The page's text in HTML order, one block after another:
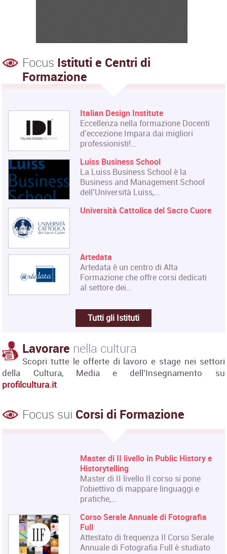
Focus Istituti e Centri di
Formazione
Italian Design Institute
Eccellenza nella formazione Docenti
d’eccezione Impara dai migliori
professionisti!…
Luiss Business School
La Luiss Business School è la
Business and Management School
dell’Università Luiss,…
Università Cattolica del Sacro Cuore
Artedata
Artedata è un centro di Alta
Formazione che offre corsi dedicati
al settore dei…
Tutti gli Istituti
Lavorare nella cultura
Scopri tutte le offerte di lavoro e stage nei settori
della Cultura, Media e dell'Insegnamento su
profilcultura.it
Focus sui Corsi di Formazione
Corso Fashion Design
Diploma Accademico di Primo Livello
- Laurea Triennale in Fashion Design,
titolo…
Corso Triennale di Restauro del
Materiale Cartaceo
La Qualifica formata dal corso è
quella di Tecnico del Restauro di Beni
Culturali…